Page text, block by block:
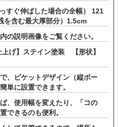
すぐ伸ばした場合の全幅） 121
を含む最大厚部分）1.5cm
説明画像をご覧ください。
げ】ステイン塗装 【形状】
、ピケットデザイン（縦ボー
単に設置できます。
、使用幅を変えたり、「コの
できるのも便利。